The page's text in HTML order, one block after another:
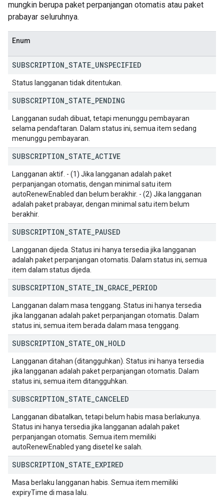
mungkin berupa paket perpanjangan otomatis atau paket
prabayar seluruhnya.
Enum
SUBSCRIPTION STATE UNSPECIFIED
Status langganan tidak ditentukan.
SUBSCRIPTION STATE PENDING
Langganan sudah dibuat, tetapi menunggu pembayaran
selama pendaftaran. Dalam status ini, semua item sedang
menunggu pembayaran.
SUBSCRIPTION STATE ACTIVE
Langganan aktif. - (1) Jika langganan adalah paket
perpanjangan otomatis, dengan minimal satu item
autoRenewEnabled dan belum berakhir. - (2) Jika langganan
adalah paket prabayar, dengan minimal satu item belum
berakhir.
SUBSCRIPTION STATE PAUSED
Langganan dijeda. Status ini hanya tersedia jika langganan
adalah paket perpanjangan otomatis. Dalam status ini, semua
item dalam status dijeda.
SUBSCRIPTION STATE IN GRACE PERIOD
Langganan dalam masa tenggang. Status ini hanya tersedia
jika langganan adalah paket perpanjangan otomatis. Dalam
status ini, semua item berada dalam masa tenggang.
SUBSCRIPTION STATE ON HOLD
Langganan ditahan (ditangguhkan). Status ini hanya tersedia
jika langganan adalah paket perpanjangan otomatis. Dalam
status ini, semua item ditangguhkan.
SUBSCRIPTION STATE CANCELED
Langganan dibatalkan, tetapi belum habis masa berlakunya.
Status ini hanya tersedia jika langganan adalah paket
perpanjangan otomatis. Semua item memiliki
autoRenewEnabled yang disetel ke salah.
SUBSCRIPTION STATE EXPIRED
Masa berlaku langganan habis. Semua item memiliki
expiryTime di masa lalu.